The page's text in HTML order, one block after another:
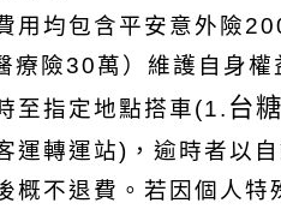
用均包含平安意外險
療險30萬）維護自身權
至指定地點搭車(1. 台
運轉運站)，逾時者以
概不退費。若因個人